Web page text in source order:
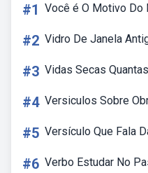
#1 Você é O Motivo Do
#2 Vidro De Janela
#3 Vidas Secas
#4 Versiculos Sobre
#5 Versículo Que Fala
#6 Verbo Estudar No